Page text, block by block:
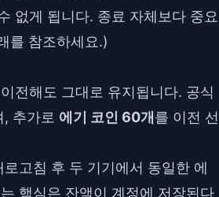
없게 됩니다. 종료 자체보다 중요
를 참조하세요.)
전해도 그대로 유지됩니다. 공식
추가로 에기 코인 60개 를 이전 선
고침 후 두 기기에서 동일한 에
핵심은 잔액이 계정에 저장된다